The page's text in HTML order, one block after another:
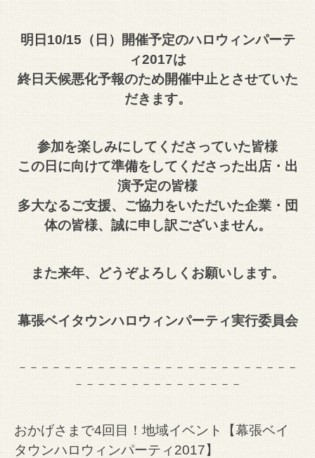
明日10/15（日）開催予定のハロウィンパーテ
ィ2017は
終日天候悪化予報のため開催中止とさせていた
だきます。
参加を楽しみにしてくださっていた皆様
この日に向けて準備をしてくださった出店・出
演予定の皆様
多大なるご支援、ご協力をいただいた企業・団
体の皆様、誠に申し訳ございません。
また来年、どうぞよろしくお願いします。
幕張ベイタウンハロウィンパーティ実行委員会
－－－－－－－－－－－－－－－－－－－－－－－－－
－－－－－－－－－－－－－－－
おかげさまで4回目！地域イベント【幕張ベイ
タウンハロウィンパーティ2017】